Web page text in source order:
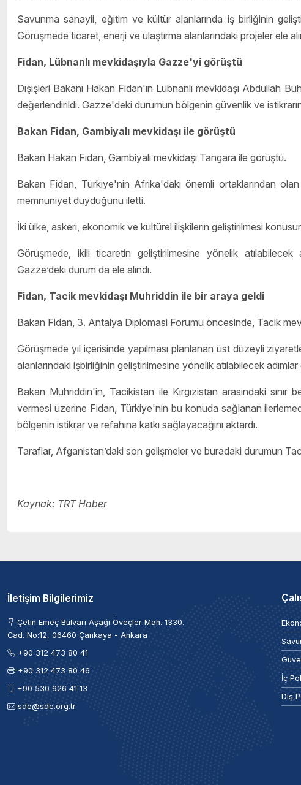
Savunma sanayii, eğitim ve kültür alanlarında iş birliğinin
Görüşmede ticaret, enerji ve ulaştırma alanlarındaki projeler ele
Fidan, Lübnanlı mevkidaşıyla Gazze'yi görüştü
Dışişleri Bakanı Hakan Fidan'ın Lübnanlı mevkidaşı Abdullah
değerlendirildi. Gazze'deki durumun bölgenin güvenlik ve
Bakan Fidan, Gambiyalı mevkidaşı ile görüştü
Bakan Hakan Fidan, Gambiyalı mevkidaşı Tangara ile görüştü.
Bakan Fidan, Türkiye'nin Afrika'daki önemli ortaklarından
memnuniyet duyduğunu iletti.
İki ülke, askeri, ekonomik ve kültürel ilişkilerin geliştirilmesi
Görüşmede, ikili ticaretin geliştirilmesine yönelik atılabilecek
Gazze’deki durum da ele alındı.
Fidan, Tacik mevkidaşı Muhriddin ile bir araya geldi
Bakan Fidan, 3. Antalya Diplomasi Forumu öncesinde, Tacik
Görüşmede yıl içerisinde yapılması planlanan üst düzeyli
alanlarındaki işbirliğinin geliştirilmesine yönelik atılabilecek
Bakan Muhriddin'in, Tacikistan ile Kırgızistan arasındaki sınır
vermesi üzerine Fidan, Türkiye'nin bu konuda sağlanan
bölgenin istikrar ve refahına katkı sağlayacağını aktardı.
Taraflar, Afganistan’daki son gelişmeler ve buradaki durumun
Kaynak: TRT Haber
İletişim Bilgilerimiz
Çetin Emeç Bulvarı Aşağı Öveçler Mah. 1330.
Cad. No:12, 06460 Çankaya - Ankara
+90 312 473 80 41
+90 312 473 80 46
+90 530 926 41 13
sde@sde.org.tr
İç
Dış